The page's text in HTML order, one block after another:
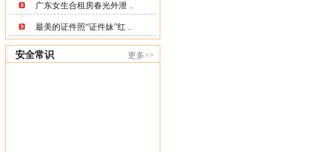
广东女生合租房春光外泄 ..
最美的证件照“证件妹”红 ..
安全常识 更多>>